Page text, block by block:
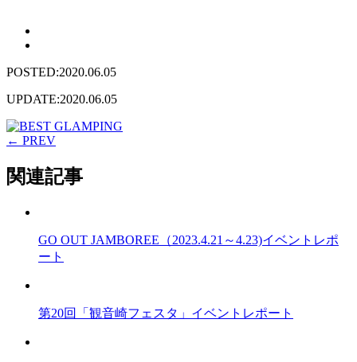
POSTED:2020.06.05
UPDATE:2020.06.05
← PREV
関連記事
GO OUT JAMBOREE（2023.4.21～4.23)イベントレポ
ート
第20回「観音崎フェスタ」イベントレポート